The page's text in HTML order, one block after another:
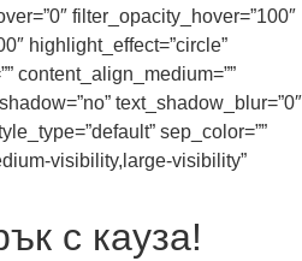
filter_opacity_hover=”100″
highlight_effect=”circle”
content_align_medium=””
text_shadow_blur=”0″
sep_color=””
visibility,large-visibility”
с кауза!